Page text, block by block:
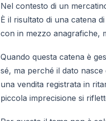
Nel contesto di un
È il risultato di una catena
con in mezzo anagrafiche,
Quando questa catena è
sé, ma perché il dato
una vendita registrata in
piccola imprecisione si